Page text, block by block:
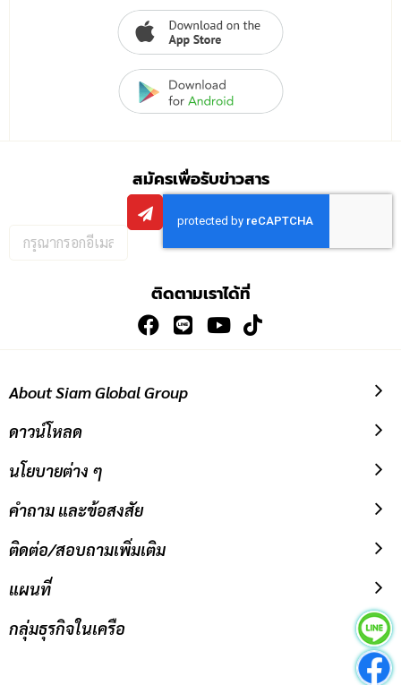
สมัครเพื่อรับข่าวสาร
กรอก
อีเมล
ติดตามเราได้ที่
About Siam Global Group
ดาวน์โหลด
นโยบายต่าง ๆ
คำถาม และข้อสงสัย
ติดต่อ/สอบถามเพิ่มเติม
แผนที่
กลุ่มธุรกิจในเครือ